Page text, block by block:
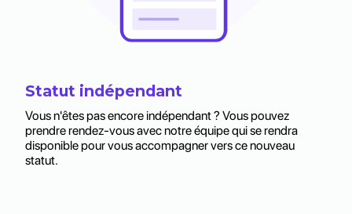
Statut indépendant
Vous n'êtes pas encore indépendant ? Vous pouvez
prendre rendez-vous avec notre équipe qui se rendra
disponible pour vous accompagner vers ce nouveau
statut.